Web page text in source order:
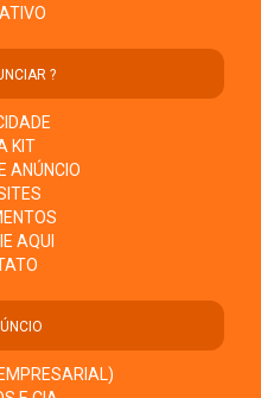
?
KIT
ANÚNCIO
AQUI